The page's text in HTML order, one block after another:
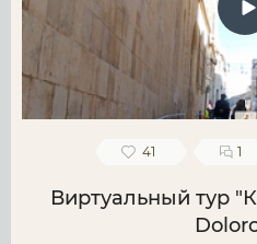
41 1
Виртуальный тур